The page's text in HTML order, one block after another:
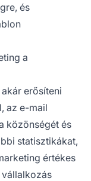
és
a
erősíteni
az e-mail
közönségét és
statisztikákat,
értékes